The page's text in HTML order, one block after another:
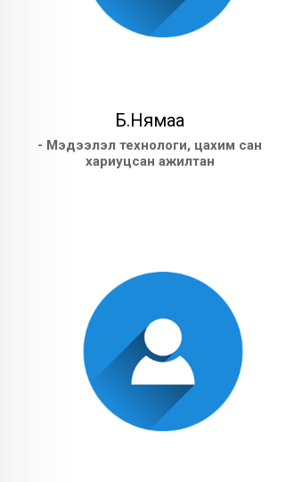
Б.Нямаа
- Мэдээлэл технологи, цахим сан
хариуцсан ажилтан